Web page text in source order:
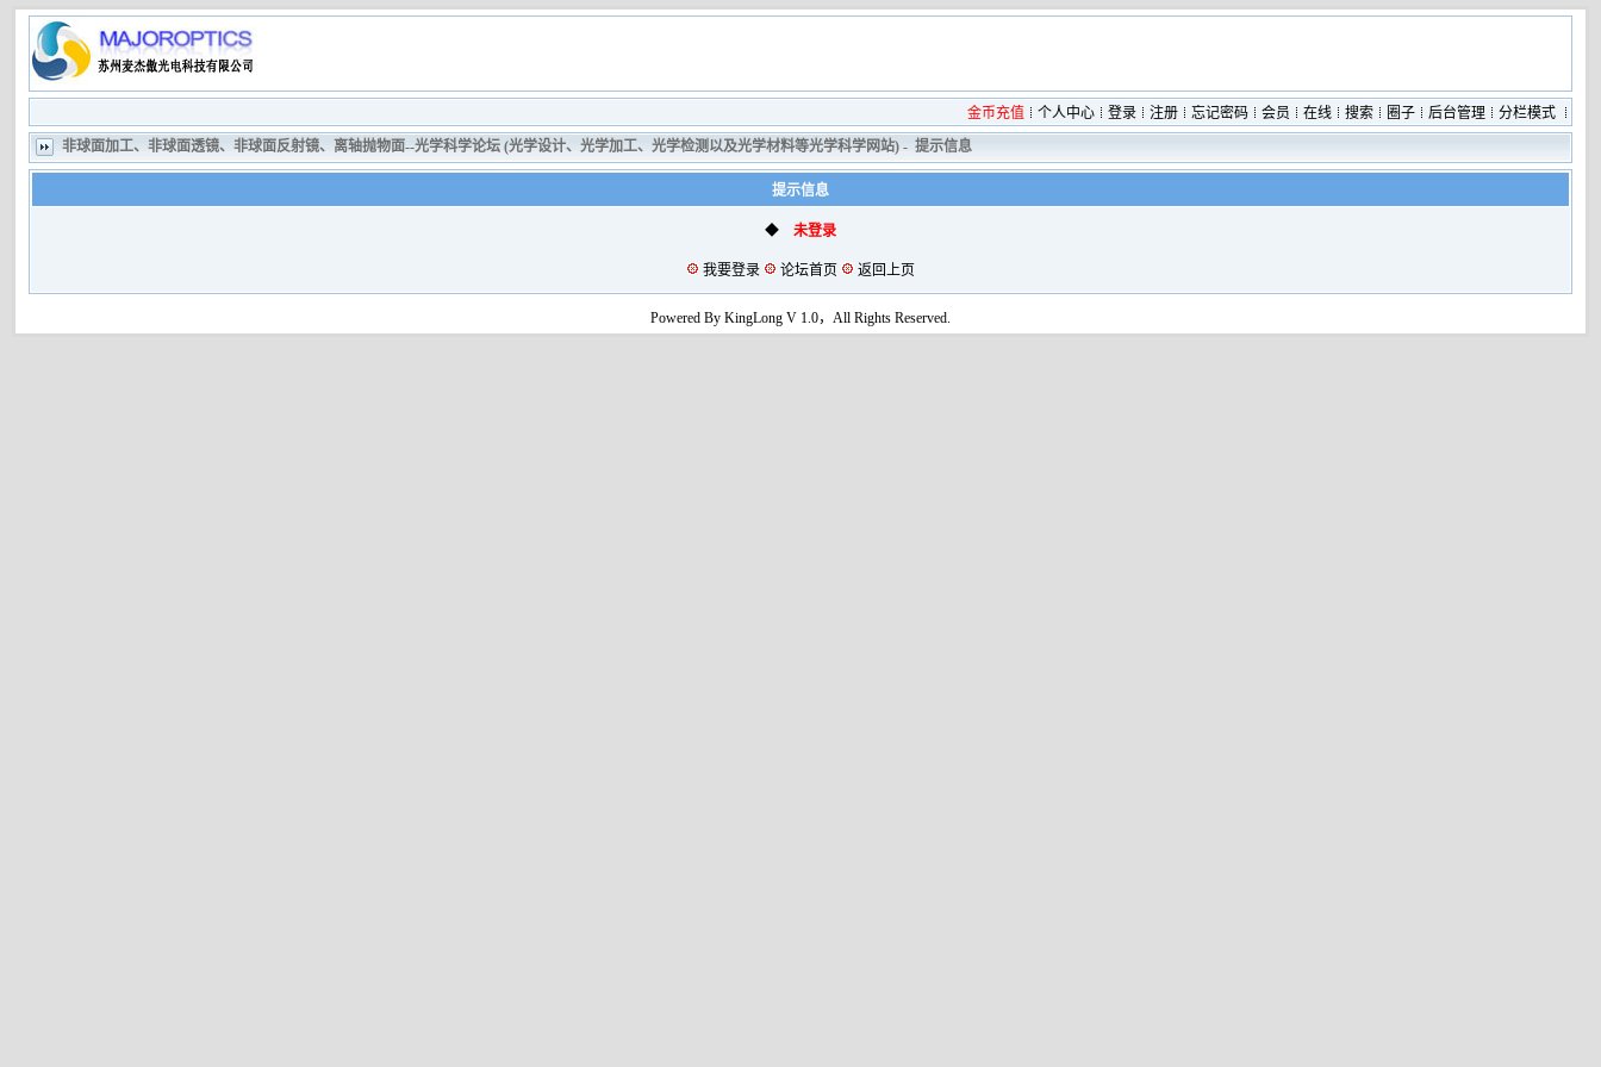
金币充值 个人中心 登录 注册 忘记密码 会员 在线 搜索 圈子 后台管理 分栏模式
非球面加工、非球面透镜、非球面反射镜、离轴抛物面--光学科学论坛 (光学设计、光学加工、光学检测以及光学材料等光学科学网站) -提示信息
提示信息
◆ 未登录
我要登录 论坛首页 返回上页
Powered By KingLong V 1.0，All Rights Reserved.